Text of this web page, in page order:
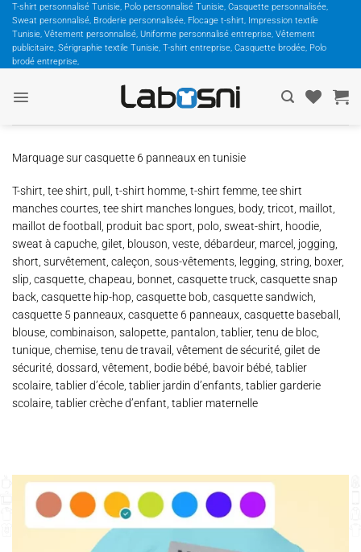
Passer
contenu
T-shirt personnalisé Tunisie, Polo personnalisé Tunisie, Casquette personnalisée,
Sweat personnalisé, Broderie personnalisée, Flocage t-shirt, Impression textile
Tunisie, Vêtement personnalisé, Uniforme personnalisé entreprise, Vêtement
publicitaire, Sérigraphie textile Tunisie, T-shirt entreprise, Casquette brodée, Polo
brodé entreprise,
Marquage sur casquette 6 panneaux en tunisie
T-shirt, tee shirt, pull, t-shirt homme, t-shirt femme, tee shirt
manches courtes, tee shirt manches longues, body, tricot, maillot,
maillot de football, produit bac sport, polo, sweat-shirt, hoodie,
sweat à capuche, gilet, blouson, veste, débardeur, marcel, jogging,
short, survêtement, caleçon, sous-vêtements, legging, string, boxer,
slip, casquette, chapeau, bonnet, casquette truck, casquette snap
back, casquette hip-hop, casquette bob, casquette sandwich,
casquette 5 panneaux, casquette 6 panneaux, casquette baseball,
blouse, combinaison, salopette, pantalon, tablier, tenu de bloc,
tunique, chemise, tenu de travail, vêtement de sécurité, gilet de
sécurité, dossard, vêtement, bodie bébé, bavoir bébé, tablier
scolaire, tablier d’école, tablier jardin d’enfants, tablier garderie
scolaire, tablier crèche d’enfant, tablier maternelle